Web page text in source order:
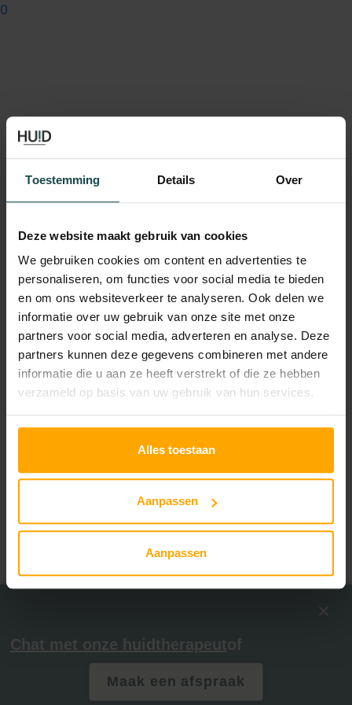
Toestemming Details Over
Deze website maakt gebruik van cookies
We gebruiken cookies om content en advertenties te
personaliseren, om functies voor social media te bieden
en om ons websiteverkeer te analyseren. Ook delen we
informatie over uw gebruik van onze site met onze
partners voor social media, adverteren en analyse. Deze
partners kunnen deze gegevens combineren met andere
informatie die u aan ze heeft verstrekt of die ze hebben
verzameld op basis van uw gebruik van hun services.
Alles toestaan
Aanpassen
Aanpassen
0
Chat met onze huidtherapeutof
Maak een afspraak